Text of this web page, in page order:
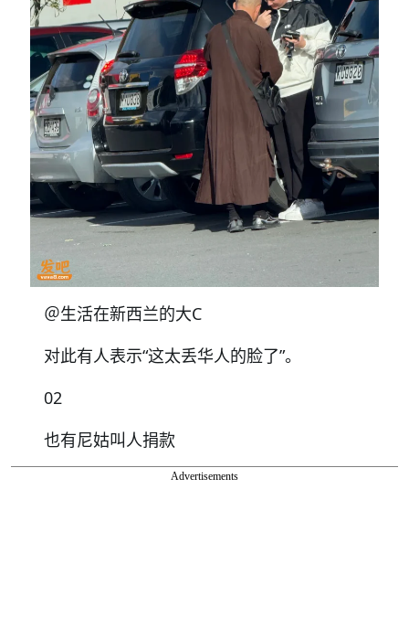
＠生活在新西兰的大C
对此有人表示“这太丢华人的脸了”。
02
也有尼姑叫人捐款
Advertisements